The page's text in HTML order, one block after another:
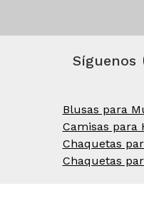
Síguenos
Blusas para
Camisas para
Chaquetas
Chaquetas